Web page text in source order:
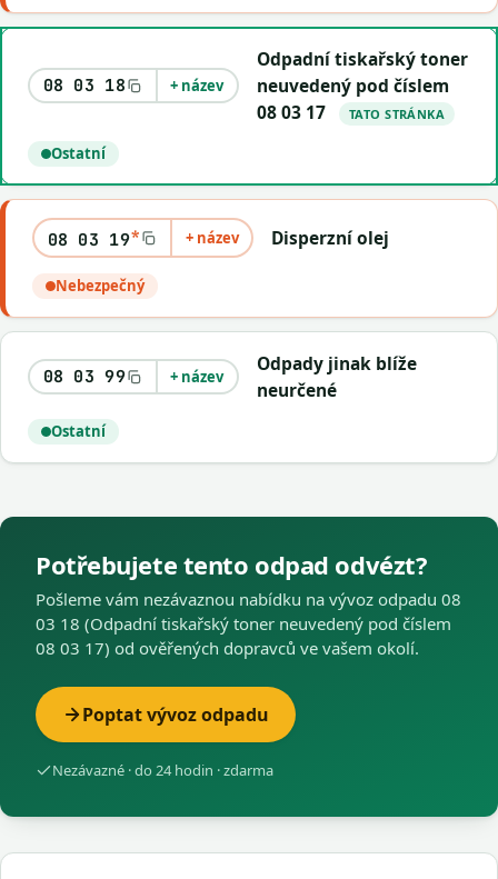
08 03 18 + název
Odpadní tiskařský toner
neuvedený pod číslem
08 03 17
TATO STRÁNKA
Ostatní
08 03 19* + název Disperzní olej
Nebezpečný
08 03 99 + název
Odpady jinak blíže
neurčené
Ostatní
Potřebujete tento odpad odvézt?
Pošleme vám nezávaznou nabídku na vývoz odpadu 08
03 18 (Odpadní tiskařský toner neuvedený pod číslem
08 03 17) od ověřených dopravců ve vašem okolí.
Poptat vývoz odpadu
Nezávazné · do 24 hodin · zdarma